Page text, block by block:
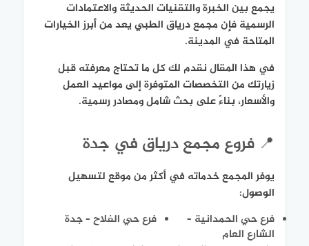
يجمع بين الخبرة والتقنيات الحديثة والاعتمادات
الرسمية فإن مجمع درياق الطبي يعد من أبرز الخيارات
المتاحة في المدينة.
في هذا المقال نقدم لك كل ما تحتاج معرفته قبل
زيارتك من التخصصات المتوفرة إلى مواعيد العمل
والأسعار، بناءً على بحث شامل ومصادر رسمية.
📍 فروع مجمع درياق في جدة
يوفر المجمع خدماته في أكثر من موقع لتسهيل
الوصول:
فرع حي الحمدانية –
الشارع العام
فرع حي الفلاح – جدة